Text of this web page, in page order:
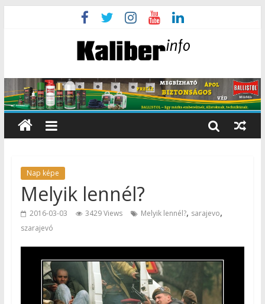
Nap képe
Melyik lennél?
2016-03-03 3429 Views Melyik lennél?, sarajevo,
szarajevó